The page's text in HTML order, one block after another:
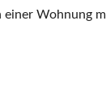
einer Wohnung